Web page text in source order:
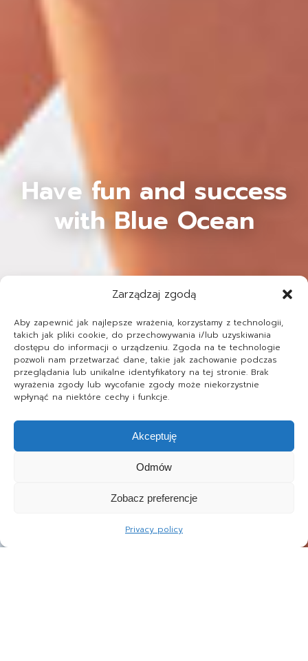
Zarządzaj zgodą
Aby zapewnić jak najlepsze wrażenia, korzystamy z technologii,
takich jak pliki cookie, do przechowywania i/lub uzyskiwania
dostępu do informacji o urządzeniu. Zgoda na te technologie
pozwoli nam przetwarzać dane, takie jak zachowanie podczas
przeglądania lub unikalne identyfikatory na tej stronie. Brak
wyrażenia zgody lub wycofanie zgody może niekorzystnie
wpłynąć na niektóre cechy i funkcje.
Akceptuję
Odmów
Zobacz preferencje
Privacy policy
Have fun and success
with Blue Ocean